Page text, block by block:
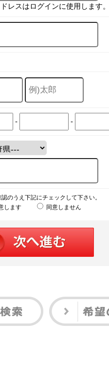
レスはログインに使用します。
- -
のうえ下記にチェックして下さい。
します
同意しません